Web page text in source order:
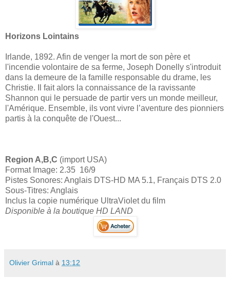
Horizons Lointains
Irlande, 1892. Afin de venger la mort de son père et
l'incendie volontaire de sa ferme, Joseph Donelly s'introduit
dans la demeure de la famille responsable du drame, les
Christie. Il fait alors la connaissance de la ravissante
Shannon qui le persuade de partir vers un monde meilleur,
l'Amérique. Ensemble, ils vont vivre l’aventure des pionniers
partis à la conquête de l'Ouest...
Region A,B,C (import USA)
Format Image: 2.35 16/9
Pistes Sonores: Anglais DTS-HD MA 5.1, Français DTS 2.0
Sous-Titres: Anglais
Inclus la copie numérique UltraViolet du film
Disponible à la boutique HD LAND
Olivier Grimal à 13:12